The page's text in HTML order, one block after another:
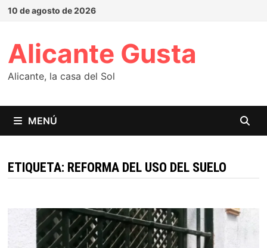
Saltar
10 de agosto de 2026
Alicante Gusta
Alicante, la casa del Sol
MENÚ
ETIQUETA: REFORMA DEL USO DEL SUELO